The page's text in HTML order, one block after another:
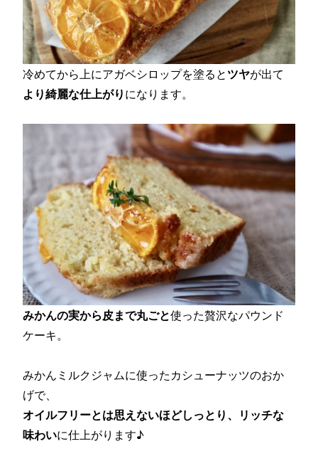
冷めてから上にアガベシロップを塗ると ツヤが出て
より綺麗な仕上がり になります。
みかんの実から皮まで丸ごと使った贅沢なパウンド
ケーキ。
みかんミルクジャムに使ったカシューナッツのおか
げで、
オイルフリーとは思えないほどしっとり、リッチな
味わいに仕上がります♪